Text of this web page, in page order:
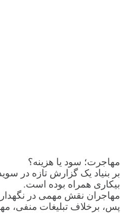
مهاجرت؛ سود یا هزینه؟
بر بنیاد یک گزارش تازه در
بیکاری همراه بوده است.
مهاجران نقش مهمی در
پس، برخلاف تبلیغات منفی،